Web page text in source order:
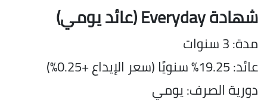
شهادة Everyday (عائد يومي)
مدة: 3 سنوات
عائد: 19.25% سنويًا (سعر الإيداع +0.25%)
دورية الصرف: يومي